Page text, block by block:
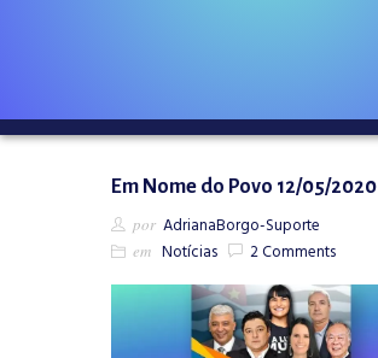
Em Nome do Povo 12/05/2020
por AdrianaBorgo-Suporte
em Notícias 2 Comments